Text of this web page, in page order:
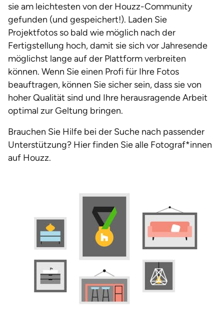
sie am leichtesten von der Houzz-Community
gefunden (und gespeichert!). Laden Sie
Projektfotos so bald wie möglich nach der
Fertigstellung hoch, damit sie sich vor Jahresende
möglichst lange auf der Plattform verbreiten
können. Wenn Sie einen Profi für Ihre Fotos
beauftragen, können Sie sicher sein, dass sie von
hoher Qualität sind und Ihre herausragende Arbeit
optimal zur Geltung bringen.
Brauchen Sie Hilfe bei der Suche nach passender
Unterstützung? Hier finden Sie alle Fotograf*innen
auf Houzz.